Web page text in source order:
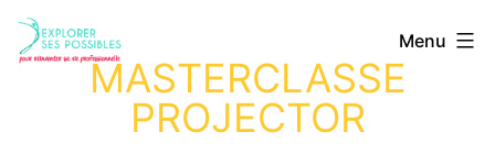
Menu
MASTERCLASSE
PROJECTOR